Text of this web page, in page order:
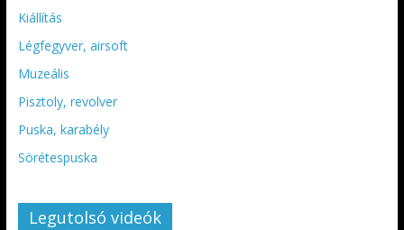
Kiállítás
Légfegyver, airsoft
Muzeális
Pisztoly, revolver
Puska, karabély
Sörétespuska
Legutolsó videók